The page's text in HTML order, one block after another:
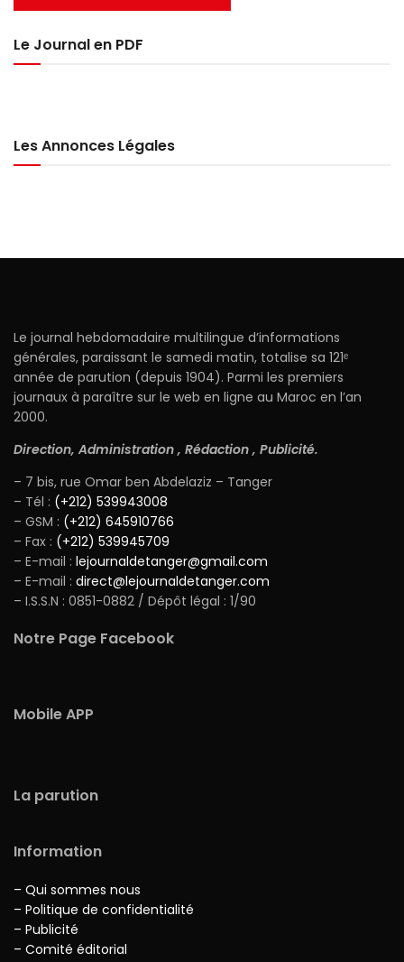
Le Journal en PDF
Les Annonces Légales
Le journal hebdomadaire multilingue d’informations
générales, paraissant le samedi matin, totalise sa 121ᵉ
année de parution (depuis 1904). Parmi les premiers
journaux à paraître sur le web en ligne au Maroc en l’an
2000.
Direction, Administration , Rédaction , Publicité.
– 7 bis, rue Omar ben Abdelaziz – Tanger
– Tél : (+212) 539943008
– GSM : (+212) 645910766
– Fax : (+212) 539945709
– E-mail : lejournaldetanger@gmail.com
– E-mail : direct@lejournaldetanger.com
– I.S.S.N : 0851-0882 / Dépôt légal : 1/90
Notre Page Facebook
Mobile APP
La parution
Information
– Qui sommes nous
– Politique de confidentialité
– Publicité
– Comité éditorial